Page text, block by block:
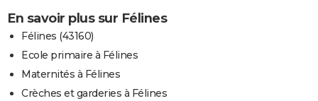
En savoir plus sur Félines
Félines (43160)
Ecole primaire à Félines
Maternités à Félines
Crèches et garderies à Félines